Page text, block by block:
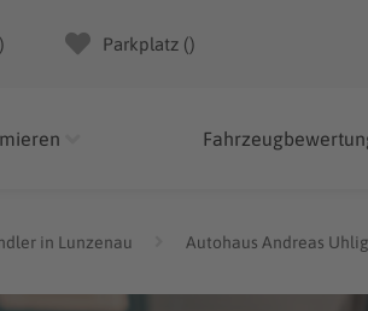
) Parkplatz ()
in Lunzenau Autohaus Andreas Uhlig